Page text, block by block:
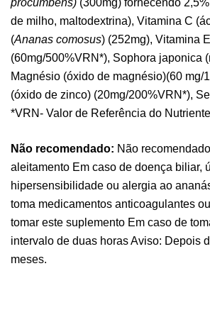
procumbens) (300mg) fornecendo
de milho, maltodextrina), Vitamina C
(Ananas comosus) (252mg), Vitamina
(60mg/500%VRN*), Sophora japonica
Magnésio (óxido de magnésio)(60
(óxido de zinco) (20mg/200%VRN*),
*VRN- Valor de Referência do
Não recomendado: Não
aleitamento Em caso de doença biliar,
hipersensibilidade ou alergia ao
toma medicamentos anticoagulantes
tomar este suplemento Em caso de
intervalo de duas horas Aviso: Depois
meses.